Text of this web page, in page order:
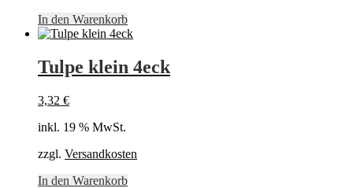
In den Warenkorb
Tulpe klein 4eck
3,32 €
inkl. 19 % MwSt.
zzgl. Versandkosten
In den Warenkorb